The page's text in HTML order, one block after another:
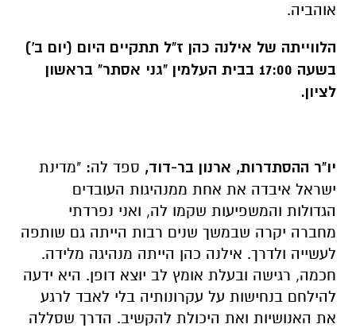
אוהביה.
הלווייתה של אילנה כהן ז"ל תתקיים היום (יום ב')
בשעה 17:00 בבית העלמין "גני אסתר" בראשון
לציון.
יו"ר ההסתדרות, ארנון בר-דוד, ספד לה: "מדינת
ישראל איבדה את אחת ממנהיגות העובדים
הגדולות והמשפיעות שקמו לה, ואני נפרדתי
מחברה יקרה שבמשך שנים רבות הייתה גם שותפה
לעשייה ולדרך. אילנה כהן הייתה מנהיגה מלידה.
חכמה, רגישה ובעלת אומץ לב יוצא דופן. היא ידעה
להילחם בנחישות על עקרונותיה בלי לאבד לרגע
את האנושיות ואת היכולת להקשיב. הדרך שסללה